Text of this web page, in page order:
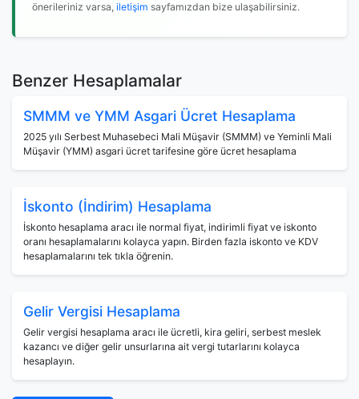
önerileriniz varsa, iletişim sayfamızdan bize ulaşabilirsiniz.
Benzer Hesaplamalar
SMMM ve YMM Asgari Ücret Hesaplama
2025 yılı Serbest Muhasebeci Mali Müşavir (SMMM) ve Yeminli Mali
Müşavir (YMM) asgari ücret tarifesine göre ücret hesaplama
İskonto (İndirim) Hesaplama
İskonto hesaplama aracı ile normal fiyat, indirimli fiyat ve iskonto
oranı hesaplamalarını kolayca yapın. Birden fazla iskonto ve KDV
hesaplamalarını tek tıkla öğrenin.
Gelir Vergisi Hesaplama
Gelir vergisi hesaplama aracı ile ücretli, kira geliri, serbest meslek
kazancı ve diğer gelir unsurlarına ait vergi tutarlarını kolayca
hesaplayın.